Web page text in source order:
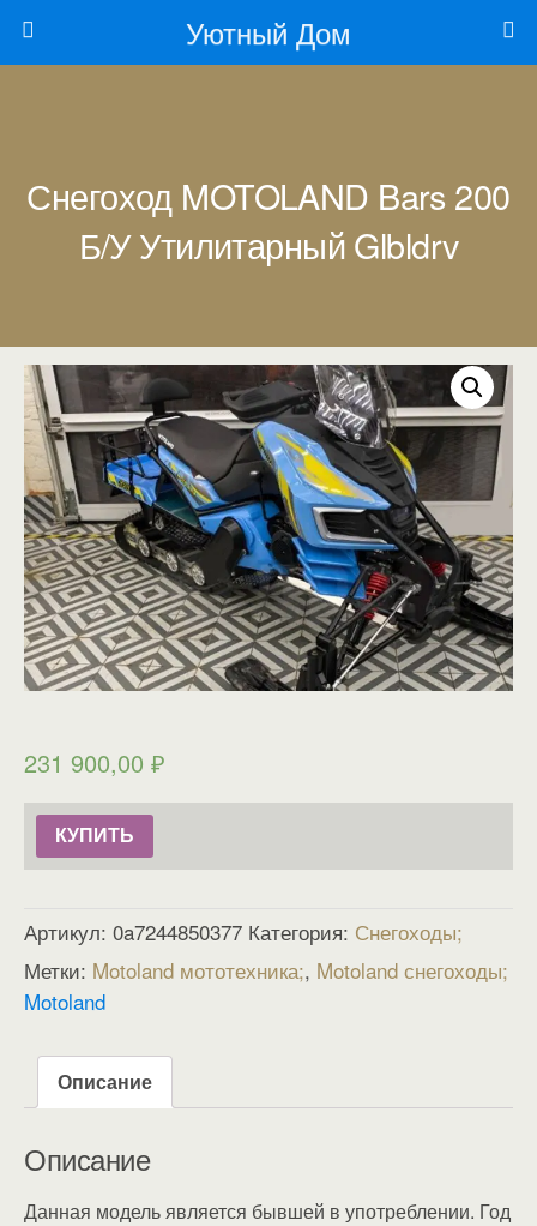
Уютный Дом
Снегоход MOTOLAND Bars 200
Б/У Утилитарный Glbldrv
231 900,00 ₽
КУПИТЬ
Артикул: 0a7244850377 Категория: Снегоходы
Метки: Motoland мототехника , Motoland снегоходы
Motoland
Описание
Описание
Данная модель является бывшей в употреблении. Год